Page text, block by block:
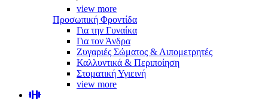
view more
Προσωπική Φροντίδα
Για την Γυναίκα
Για τον Άνδρα
Ζυγαριές Σώματος & Λιπομετρητές
Καλλυντικά & Περιποίηση
Στοματική Υγιεινή
view more